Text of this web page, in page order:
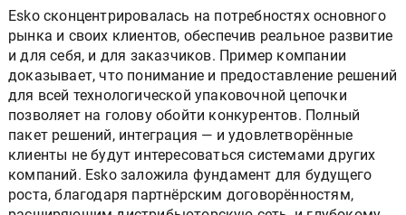
Esko сконцентрировалась на потребностях основного
рынка и своих клиентов, обеспечив реальное развитие
и для себя, и для заказчиков. Пример компании
доказывает, что понимание и предоставление решений
для всей технологической упаковочной цепочки
позволяет на голову обойти конкурентов. Полный
пакет решений, интеграция — и удовлетворённые
клиенты не будут интересоваться системами других
компаний. Esko заложила фундамент для будущего
роста, благодаря партнёрским договорённостям,